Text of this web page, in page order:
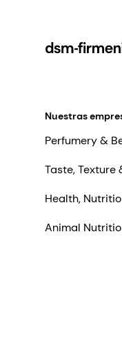
Nuestras
Perfumery &
Taste, Texture
Health,
Animal